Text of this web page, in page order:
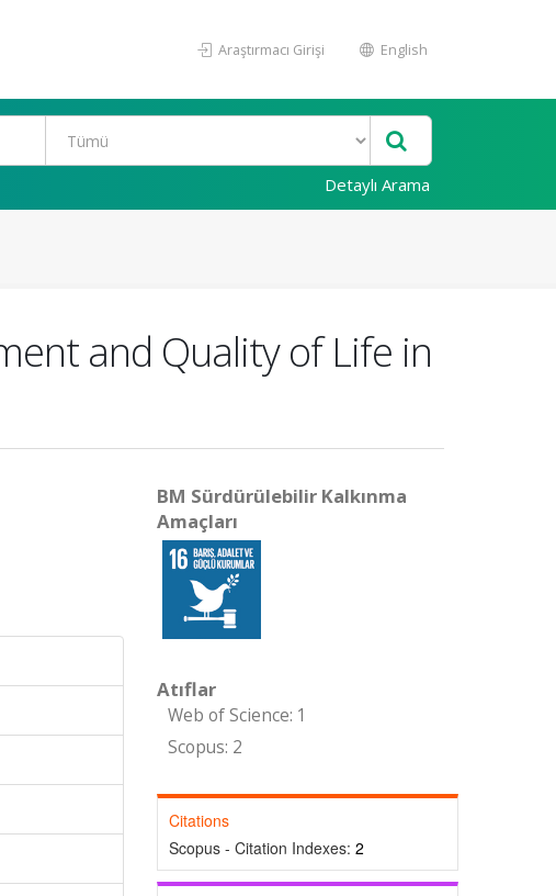
Araştırmacı Girişi English
Detaylı Arama
and Quality of Life in
BM Sürdürülebilir Kalkınma
Amaçları
Atıflar
Web of Science: 1
Scopus: 2
Citations
Scopus - Citation Indexes: 2